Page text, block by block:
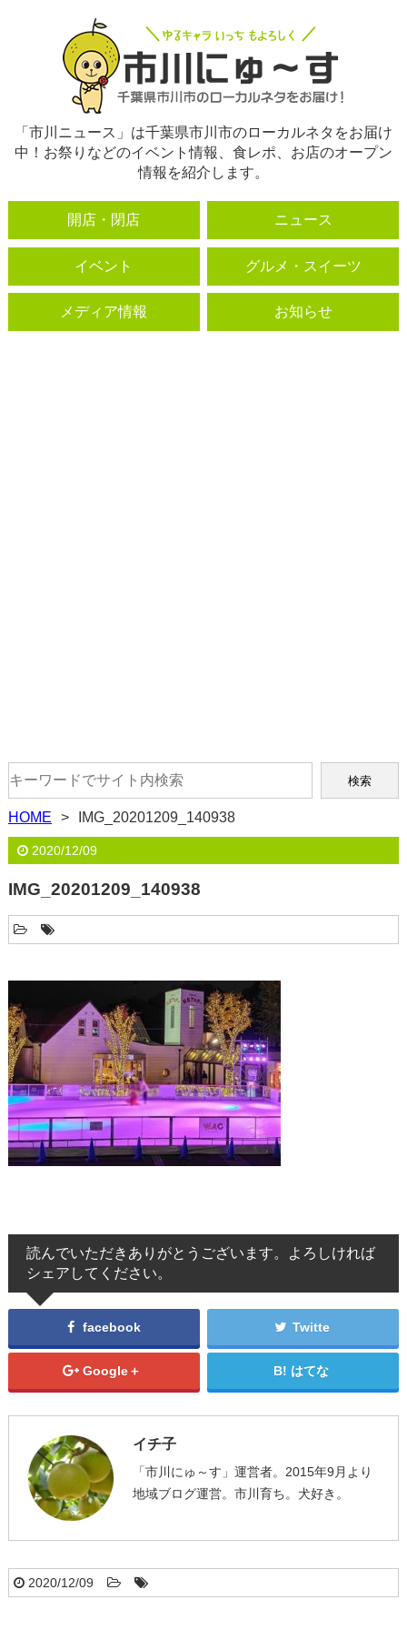
「市川ニュース」は千葉県市川市のローカルネタをお届け
中！お祭りなどのイベント情報、食レポ、お店のオープン
情報を紹介します。
開店・閉店 ニュース
イベント グルメ・スイーツ
メディア情報 お知らせ
HOME IMG_20201209_140938
2020/12/09
IMG_20201209_140938
読んでいただきありがとうございます。よろしければ
シェアしてください。
facebook Twitte
Google＋ はてな
イチ子
「市川にゅ～す」運営者。2015年9月より
地域ブログ運営。市川育ち。犬好き。
2020/12/09